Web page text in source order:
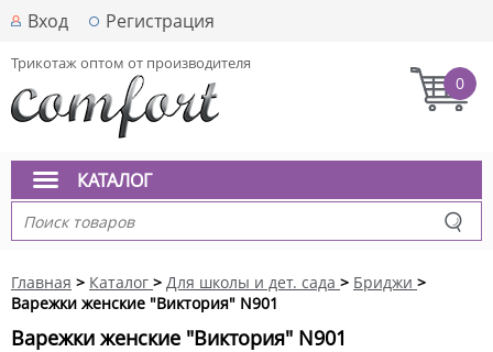
Вход Регистрация
Трикотаж оптом от производителя
0
КАТАЛОГ
Главная > Каталог > Для школы и дет. сада > Бриджи >
Варежки женские "Виктория" N901
Варежки женские "Виктория" N901